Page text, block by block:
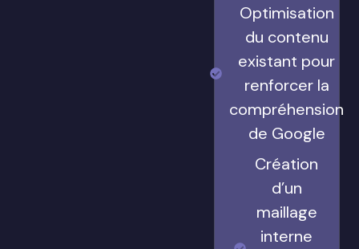
Optimisation
du contenu
existant pour
renforcer la
compréhension
de Google
Création
d’un
maillage
interne